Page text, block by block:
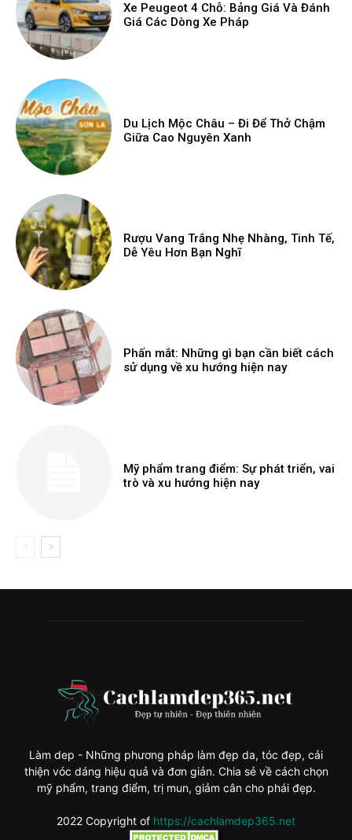
Xe Peugeot 4 Chỗ: Bảng Giá Và Đánh
Giá Các Dòng Xe Pháp
Du Lịch Mộc Châu – Đi Để Thở Chậm
Giữa Cao Nguyên Xanh
Rượu Vang Trắng Nhẹ Nhàng, Tinh Tế,
Dễ Yêu Hơn Bạn Nghĩ
Phấn mắt: Những gì bạn cần biết cách
sử dụng về xu hướng hiện nay
Mỹ phẩm trang điểm: Sự phát triển, vai
trò và xu hướng hiện nay
Làm dep - Những phương pháp làm đẹp da, tóc đẹp, cải
thiện vóc dáng hiệu quả và đơn giản. Chia sẻ về cách chọn
mỹ phẩm, trang điểm, trị mun, giảm cân cho phái đẹp.
2022 Copyright of https://cachlamdep365.net